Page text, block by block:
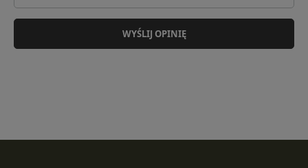
WYŚLIJ OPINIĘ